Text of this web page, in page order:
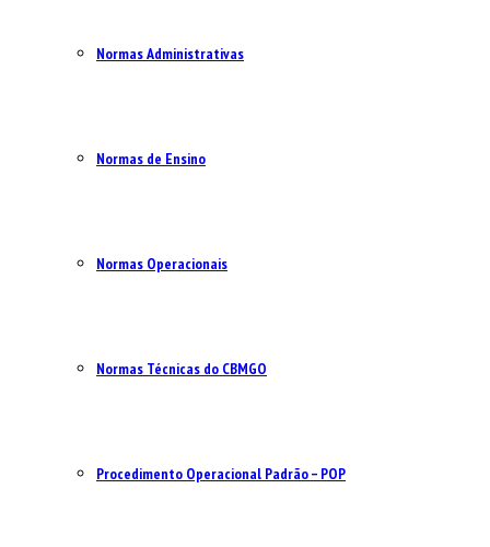
Normas Administrativas
Normas de Ensino
Normas Operacionais
Normas Técnicas do CBMGO
Procedimento Operacional Padrão – POP